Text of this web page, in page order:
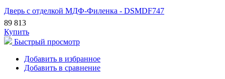
Дверь с отделкой МДФ-Филенка - DSMDF747
89 813
Купить
Быстрый просмотр
Добавить в избранное
Добавить в сравнение